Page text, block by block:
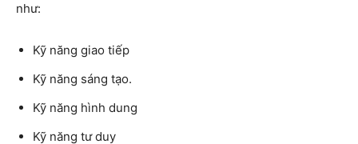
như:
Kỹ năng giao tiếp
Kỹ năng sáng tạo.
Kỹ năng hình dung
Kỹ năng tư duy